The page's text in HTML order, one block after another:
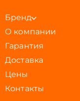
Бренд
О компании
Гарантия
Доставка
Цены
Контакты